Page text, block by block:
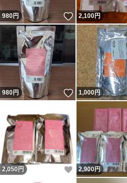
980円 いいね！
2,100円
980円 いいね！
1,000円
2,050 円 いいね！
2,900円